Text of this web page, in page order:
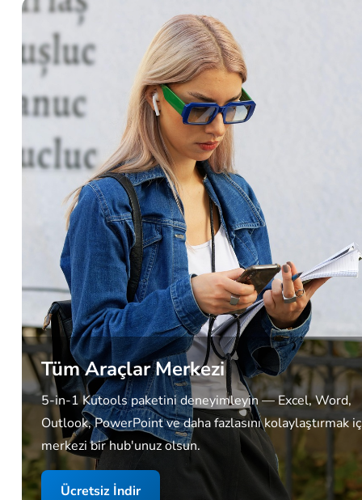
Tüm Araçlar Merkezi
5-in-1 Kutools paketini deneyimleyin — Excel, Word,
Outlook, PowerPoint ve daha fazlasını kolaylaştırmak
merkezi bir hub'unuz olsun.
Ücretsiz İndir